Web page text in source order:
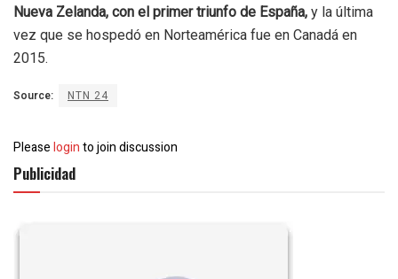
Nueva Zelanda, con el primer triunfo de España, y la última
vez que se hospedó en Norteamérica fue en Canadá en
2015.
Source: NTN 24
Pleaseloginto join discussion
Publicidad